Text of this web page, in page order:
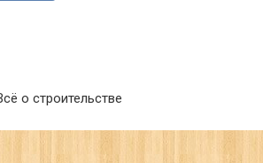
о строительстве